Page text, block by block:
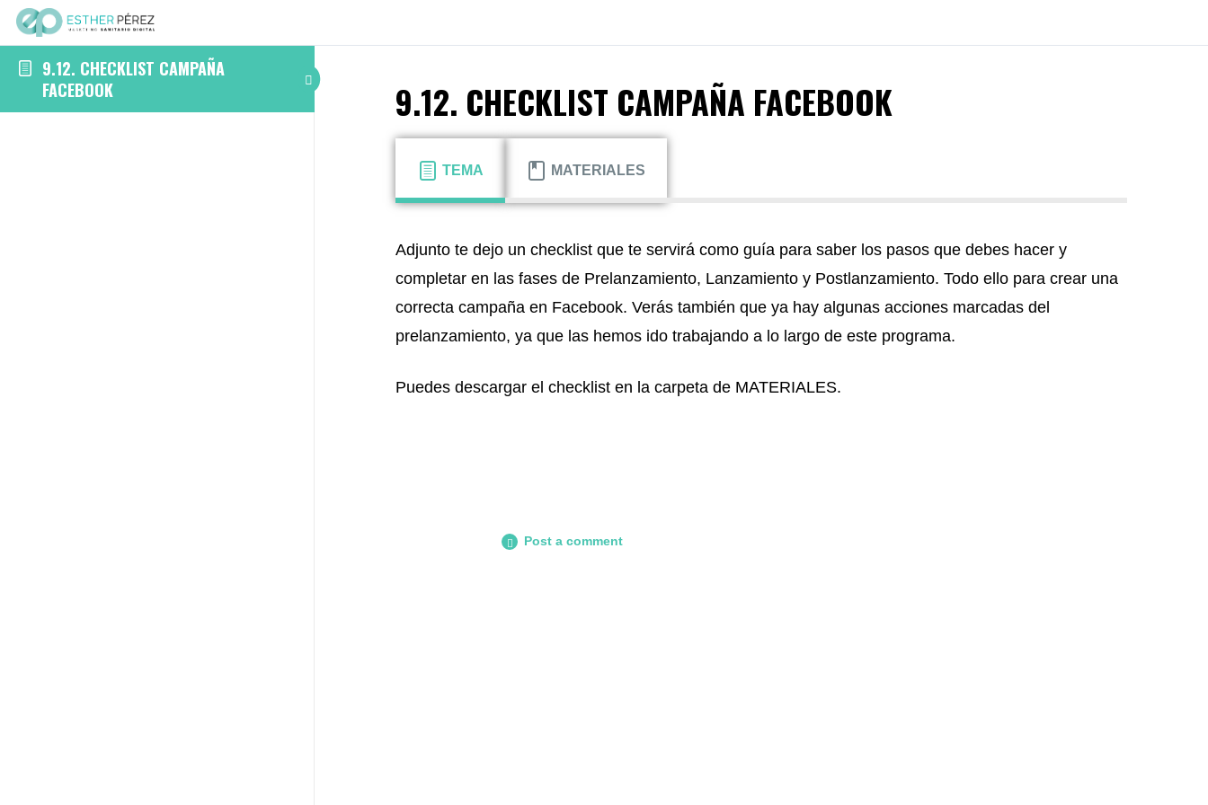
9.12. CHECKLIST CAMPAÑA
FACEBOOK
9.12. CHECKLIST CAMPAÑA FACEBOOK
TEMA MATERIALES
Adjunto te dejo un checklist que te servirá como guía para saber los pasos que debes hacer y
completar en las fases de Prelanzamiento, Lanzamiento y Postlanzamiento. Todo ello para crear una
correcta campaña en Facebook. Verás también que ya hay algunas acciones marcadas del
prelanzamiento, ya que las hemos ido trabajando a lo largo de este programa.
Puedes descargar el checklist en la carpeta de MATERIALES.
Post a comment